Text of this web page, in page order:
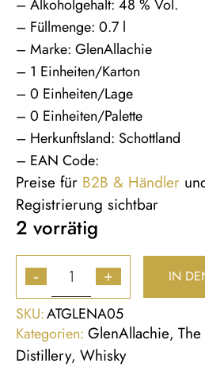
– Alkoholgehalt: 48 % Vol.
– Füllmenge: 0.7 l
– Marke: GlenAllachie
– 1 Einheiten/Karton
– 0 Einheiten/Lage
– 0 Einheiten/Palette
– Herkunftsland: Schottland
– EAN Code:
Preise für B2B & Händler
Registrierung sichtbar
2 vorrätig
- + IN
SKU:ATGLENA05
Kategorien: GlenAllachie,
Distillery, Whisky